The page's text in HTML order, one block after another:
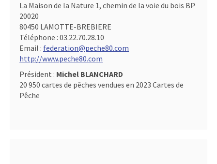
La Maison de la Nature 1, chemin de la voie du bois BP
20020
80450 LAMOTTE-BREBIERE
Téléphone : 03.22.70.28.10
Email : federation@peche80.com
http://www.peche80.com
Président : Michel BLANCHARD
20 950 cartes de pêches vendues en 2023 Cartes de
Pêche